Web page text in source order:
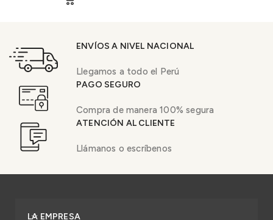
ENVÍOS A NIVEL NACIONAL
Llegamos a todo el Perú
PAGO SEGURO
Compra de manera 100% segura
ATENCIÓN AL CLIENTE
Llámanos o escríbenos
LA EMPRESA